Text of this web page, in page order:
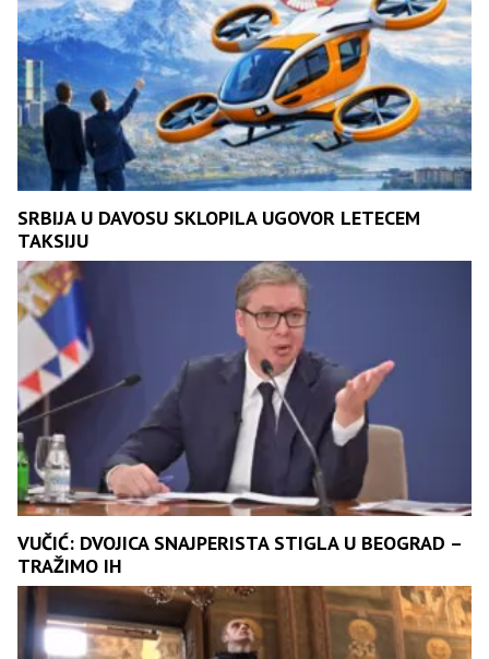
SRBIJA U DAVOSU SKLOPILA UGOVOR LETECEM
TAKSIJU
VUČIĆ: DVOJICA SNAJPERISTA STIGLA U BEOGRAD –
TRAŽIMO IH